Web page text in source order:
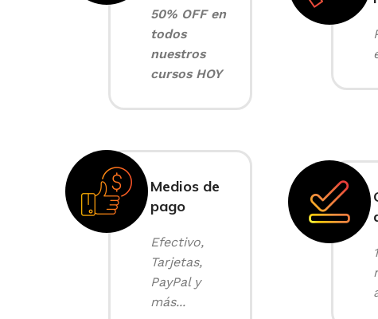
50% OFF en
todos
nuestros
cursos HOY
Medios de
pago
Efectivo,
Tarjetas,
PayPal y
más...